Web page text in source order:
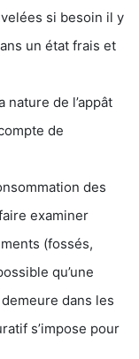
si besoin il y
un état frais et
de l’appât
de
des
examiner
(fossés,
qu’une
dans les
s’impose pour